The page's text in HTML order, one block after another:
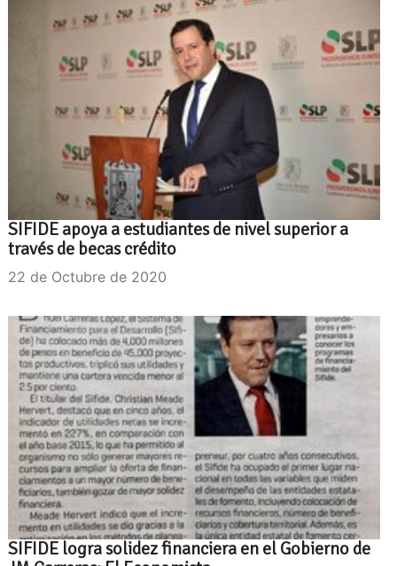
SIFIDE apoya a estudiantes de nivel superior a
través de becas crédito
22 de Octubre de 2020
SIFIDE logra solidez financiera en el Gobierno de